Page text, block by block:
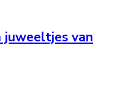
juweeltjes van